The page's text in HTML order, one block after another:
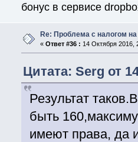
бонус в сервисе
Re: Проблема с налогом
«Ответ #36 : 14 Октября 2016,
Цитата: Serg от
Результат
быть
имеют права, да